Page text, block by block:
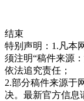
结束
特别声明：1.凡本
须注明“稿件来源
依法追究责任；
2.部分稿件来源于
决。最新官方信息